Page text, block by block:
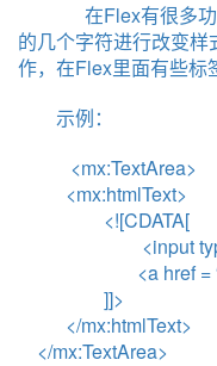
在Flex有很多功
的几个字符进行改变
作，在Flex里面有些标
示例：
<mx:TextArea>
<mx:htmlText>
<![CDATA[
<input type =
<a href =
]]>
</mx:htmlText>
</mx:TextArea>